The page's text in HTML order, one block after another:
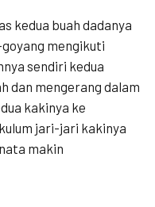
kedua buah dadanya
mengikuti
sendiri kedua
dan mengerang dalam
kakinya ke
jari-jari kakinya
makin